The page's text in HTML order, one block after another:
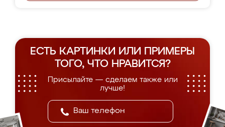
ЕСТЬ КАРТИНКИ ИЛИ ПРИМЕРЫ
ТОГО, ЧТО НРАВИТСЯ?
Присылайте — сделаем также или
лучше!